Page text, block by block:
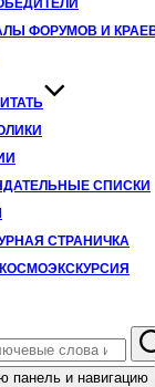
ФОРУМОВ И
СПИСКИ
СТРАНИЧКА
панель и навигацию